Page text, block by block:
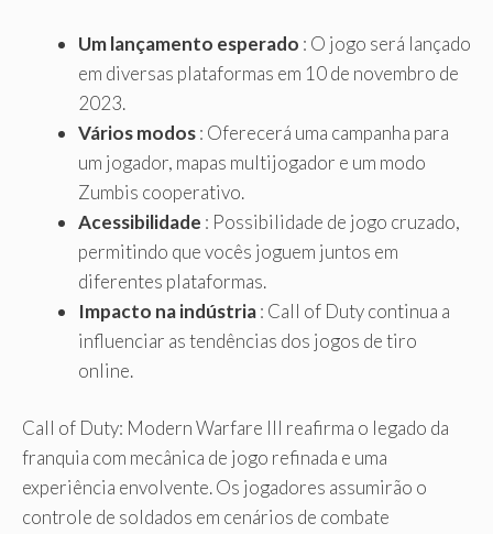
Um lançamento esperado : O jogo será lançado
em diversas plataformas em 10 de novembro de
2023.
Vários modos: Oferecerá uma campanha para
um jogador, mapas multijogador e um modo
Zumbis cooperativo.
Acessibilidade : Possibilidade de jogo cruzado,
permitindo que vocês joguem juntos em
diferentes plataformas.
Impacto na indústria: Call of Duty continua a
influenciar as tendências dos jogos de tiro
online.
Call of Duty: Modern Warfare III reafirma o legado da
franquia com mecânica de jogo refinada e uma
experiência envolvente. Os jogadores assumirão o
controle de soldados em cenários de combate